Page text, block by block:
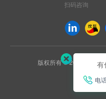
扫码咨询
版权所有 © 2026 杭州数
沪ICP
已通过
有
电